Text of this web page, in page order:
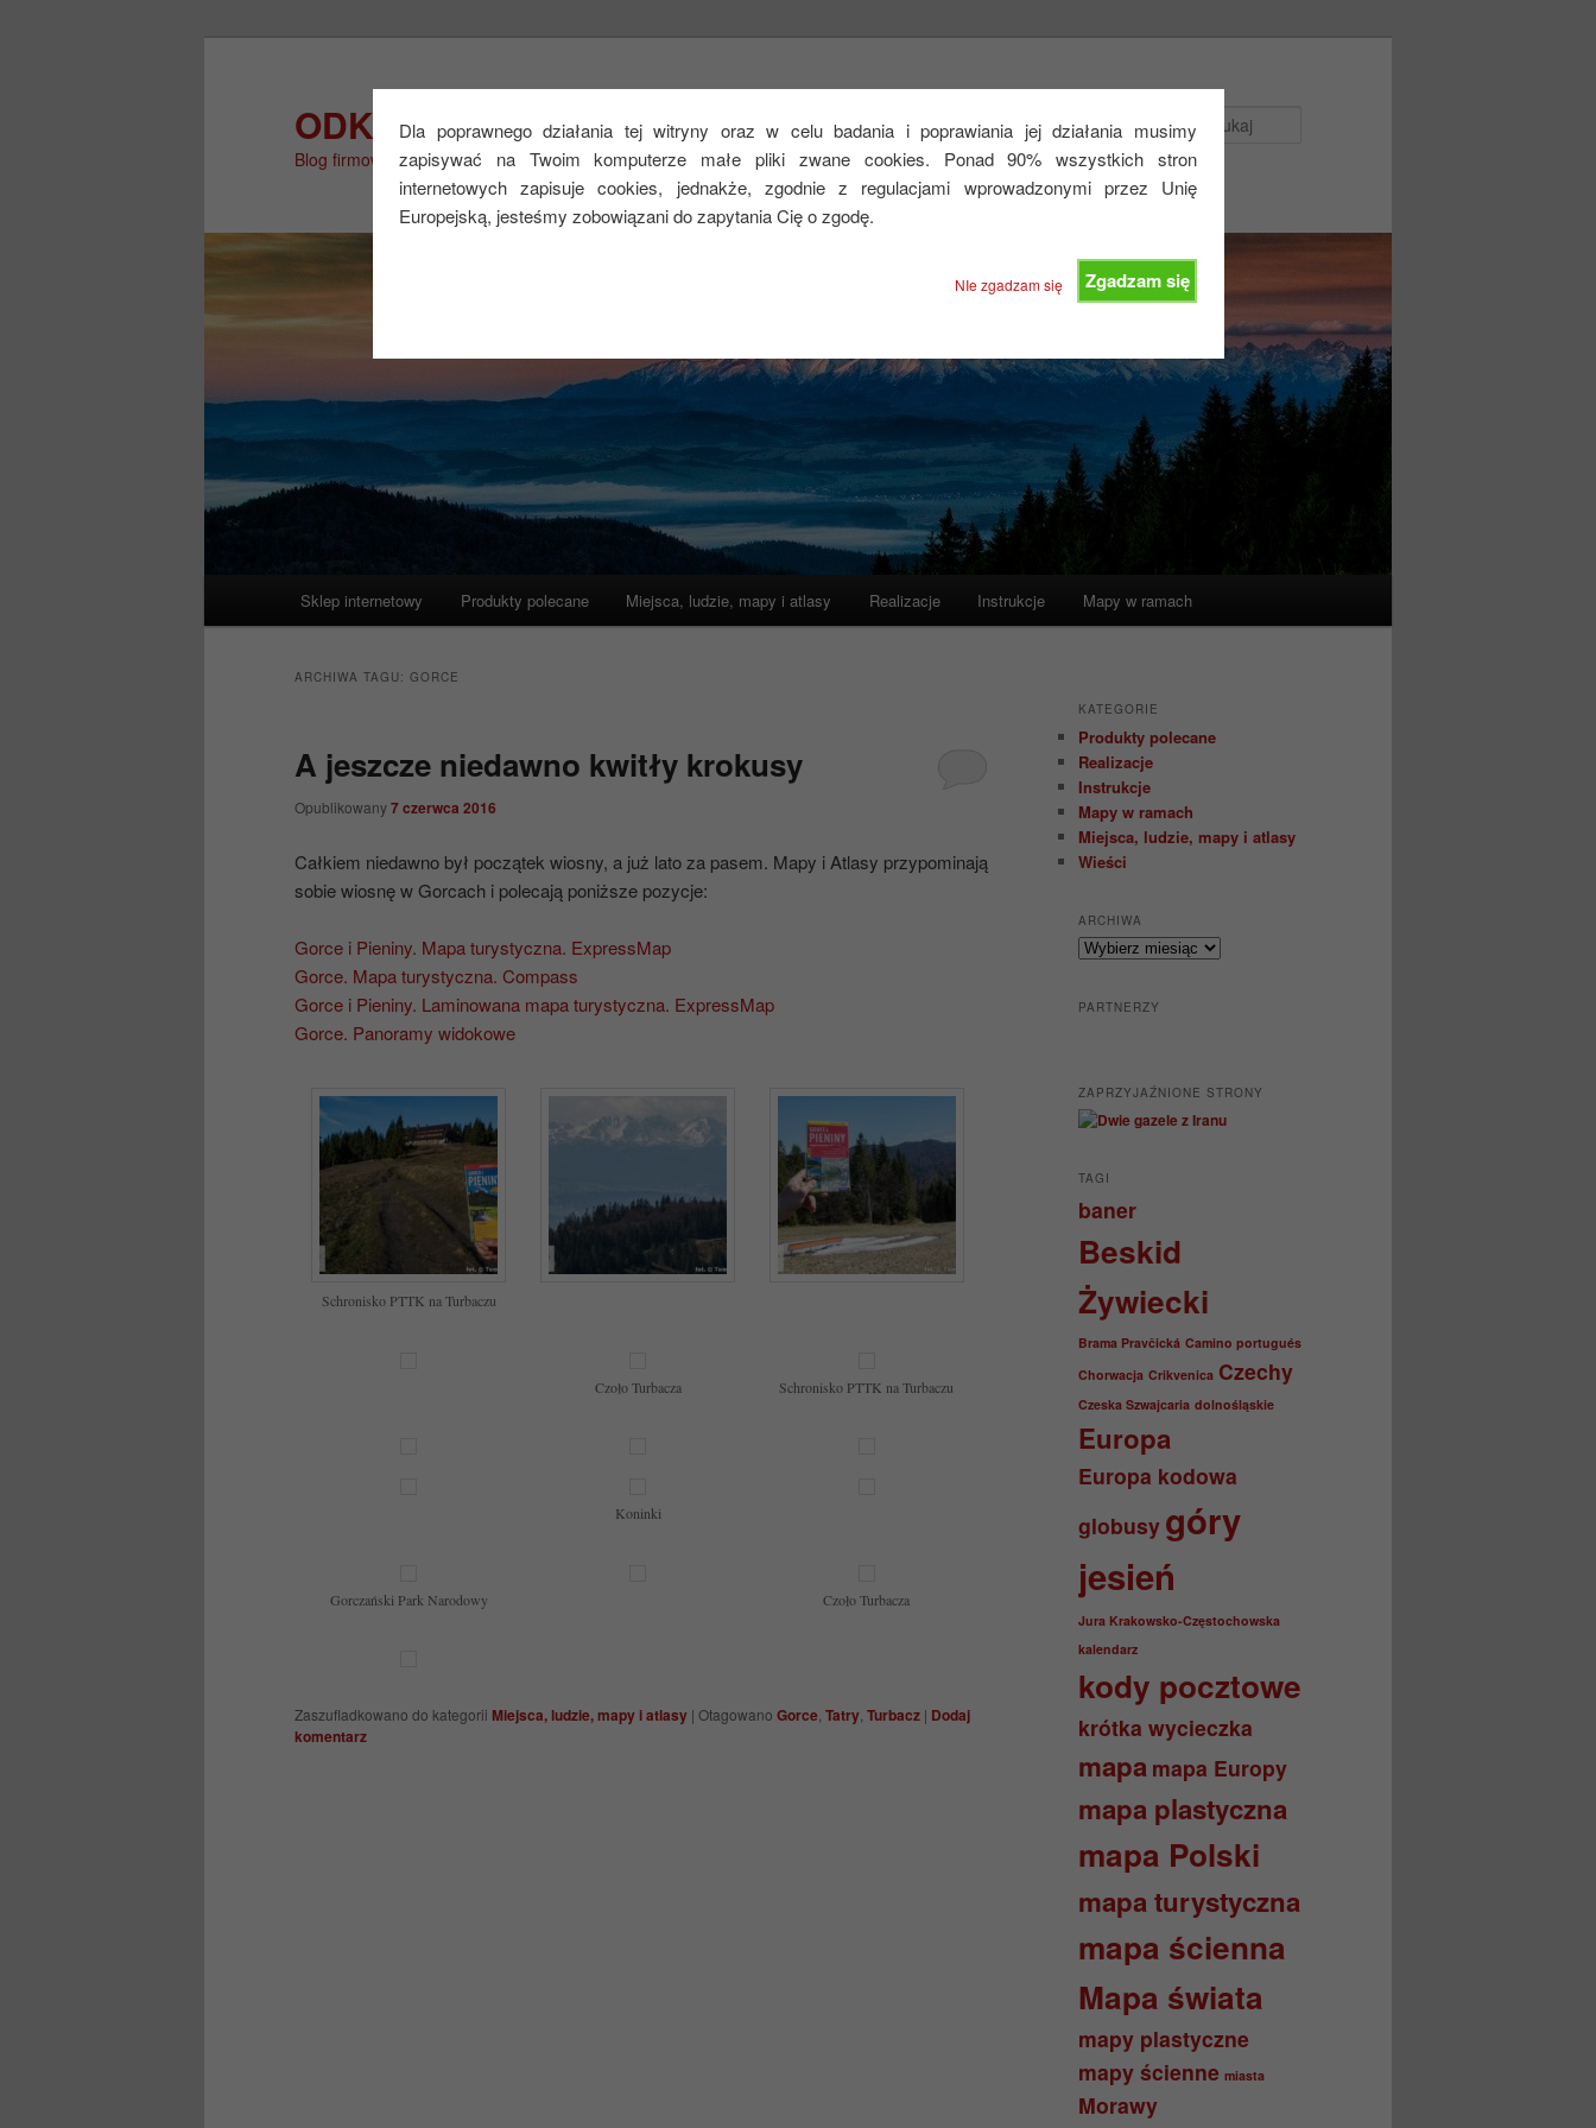
Dla poprawnego działania tej witryny oraz w celu badania i poprawiania jej działania musimy
zapisywać na Twoim komputerze małe pliki zwane cookies. Ponad 90% wszystkich stron
internetowych zapisuje cookies, jednakże, zgodnie z regulacjami wprowadzonymi przez Unię
Europejską, jesteśmy zobowiązani do zapytania Cię o zgodę.
Zgadzam się
NIe zgadzam się
ODKRYJ WIĘCEJ
Blog firmowy
Sklep internetowy Produkty polecane Miejsca, ludzie, mapy i atlasy Realizacje Instrukcje Mapy w ramach
ARCHIWA TAGU: GORCE
A jeszcze niedawno kwitły krokusy
Opublikowany7 czerwca 2016
Całkiem niedawno był początek wiosny, a już lato za pasem. Mapy i Atlasy przypominają
sobie wiosnę w Gorcach i polecają poniższe pozycje:
Gorce i Pieniny. Mapa turystyczna. ExpressMap
Gorce. Mapa turystyczna. Compass
Gorce i Pieniny. Laminowana mapa turystyczna. ExpressMap
Gorce. Panoramy widokowe
Schronisko PTTK na Turbaczu
Czoło Turbacza Schronisko PTTK na Turbaczu
Koninki
Gorczański Park Narodowy Czoło Turbacza
Zaszufladkowano do kategorii Miejsca, ludzie, mapy i atlasy | Otagowano Gorce Tatry Turbacz | Dodaj
komentarz
KATEGORIE
Produkty polecane
Realizacje
Instrukcje
Mapy w ramach
Miejsca, ludzie, mapy i atlasy
Wieści
ARCHIWA
Archiwa
PARTNERZY
ZAPRZYJAŹNIONE STRONY
TAGI
baner
Beskid
Żywiecki
Brama Pravčická Camino portugués
Chorwacja Crikvenica Czechy
Czeska Szwajcaria dolnośląskie
Europa
Europa kodowa
globusy góry
jesień
Jura Krakowsko-Częstochowska
kalendarz
kody pocztowe
krótka wycieczka
mapa mapa Europy
mapa plastyczna
mapa Polski
mapa turystyczna
mapa ścienna
Mapa świata
mapy plastyczne
mapy ścienne miasta
Morawy